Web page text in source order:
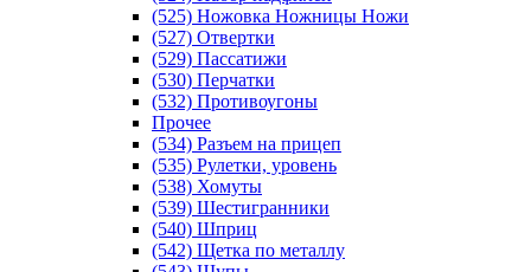
(525) Ножовка Ножницы Ножи
(527) Отвертки
(529) Пассатижи
(530) Перчатки
(532) Противоугоны
Прочее
(534) Разъем на прицеп
(535) Рулетки, уровень
(538) Хомуты
(539) Шестигранники
(540) Шприц
(542) Щетка по металлу